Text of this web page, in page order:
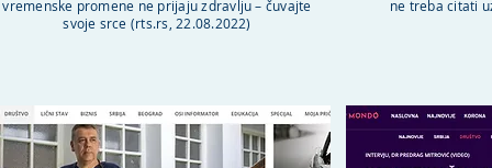
vremenske promene ne prijaju zdravlju – čuvajte
svoje srce (rts.rs, 22.08.2022)
ne treba citati